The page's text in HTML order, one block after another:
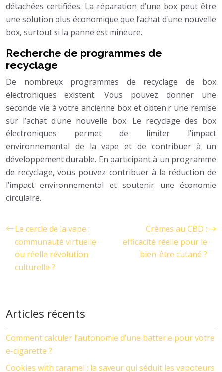
détachées certifiées. La réparation d’une box peut être
une solution plus économique que l’achat d’une nouvelle
box, surtout si la panne est mineure.
Recherche de programmes de
recyclage
De nombreux programmes de recyclage de box
électroniques existent. Vous pouvez donner une
seconde vie à votre ancienne box et obtenir une remise
sur l’achat d’une nouvelle box. Le recyclage des box
électroniques permet de limiter l’impact
environnemental de la vape et de contribuer à un
développement durable. En participant à un programme
de recyclage, vous pouvez contribuer à la réduction de
l’impact environnemental et soutenir une économie
circulaire.
Le cercle de la vape :
communauté virtuelle
ou réelle révolution
culturelle ?
Crèmes au CBD :
efficacité réelle pour le
bien-être cutané ?
Articles récents
Comment calculer l’autonomie d’une batterie pour votre
e-cigarette ?
Cookies with caramel : la saveur qui séduit les vapoteurs